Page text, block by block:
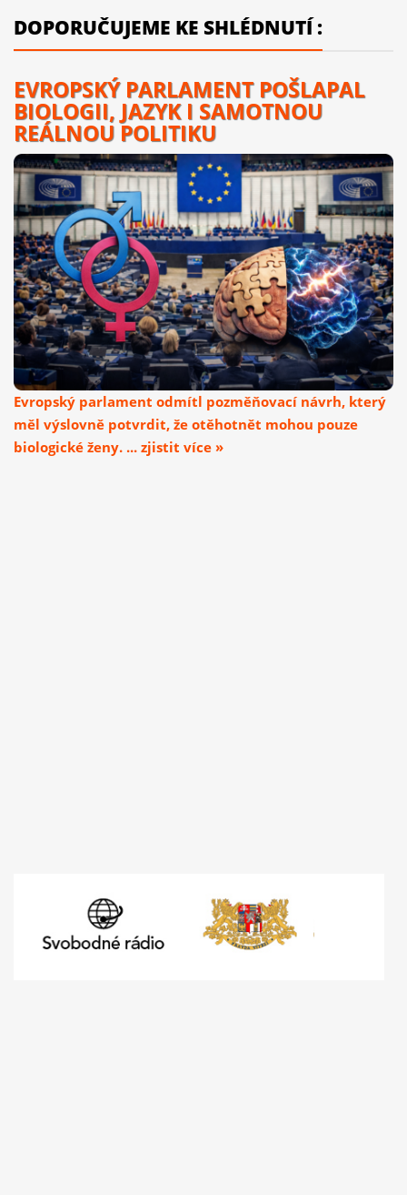
DOPORUČUJEME KE SHLÉDNUTÍ :
EVROPSKÝ PARLAMENT POŠLAPAL
BIOLOGII, JAZYK I SAMOTNOU
REÁLNOU POLITIKU
Evropský parlament odmítl pozměňovací návrh, který
měl výslovně potvrdit, že otěhotnět mohou pouze
biologické ženy. ... zjistit více »